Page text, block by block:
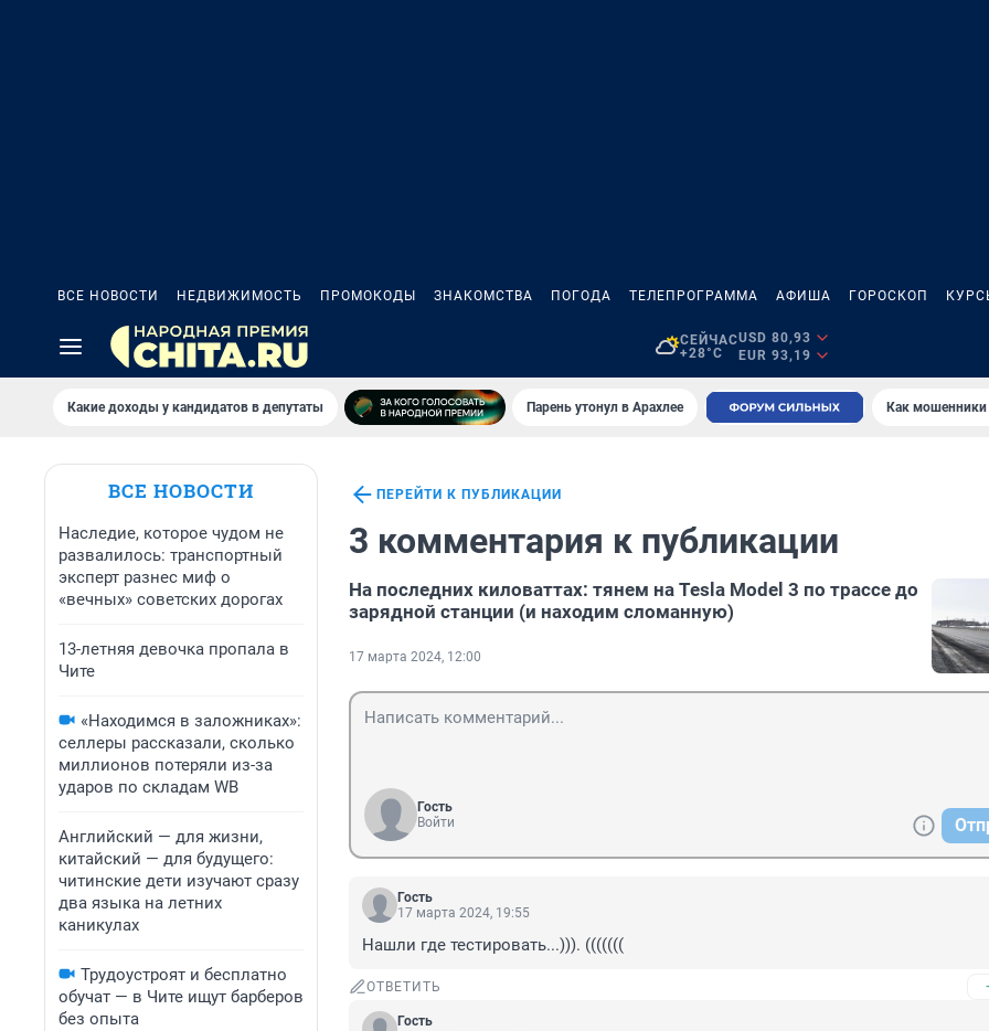
ВСЕ НОВОСТИ НЕДВИЖИМОСТЬ ПРОМОКОДЫ ЗНАКОМСТВА ПОГОДА ТЕЛЕПРОГРАММА АФИША ГОРОСКОП
СЕЙЧАС
+28°C
USD 80,93
EUR 93,19
Какие доходы у кандидатов в депутаты Парень утонул в Арахлее Как
ВСЕ НОВОСТИ
Наследие, которое чудом не
развалилось: транспортный
эксперт разнес миф о
«вечных» советских дорогах
13-летняя девочка пропала в
Чите
«Находимся в заложниках»:
селлеры рассказали, сколько
миллионов потеряли из-за
ударов по складам WB
Английский — для жизни,
китайский — для будущего:
читинские дети изучают сразу
два языка на летних
каникулах
Трудоустроят и бесплатно
обучат — в Чите ищут барберов
без опыта
ПЕРЕЙТИ К ПУБЛИКАЦИИ
3 комментария к публикации
На последних киловаттах: тянем на Tesla Model 3 по трассе до
зарядной станции (и находим сломанную)
17 марта 2024, 12:00
Гость
Войти
Гость
17 марта 2024, 19:55
Нашли где тестировать...))). (((((((
ОТВЕТИТЬ
Гость